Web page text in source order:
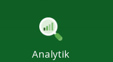
Analytik